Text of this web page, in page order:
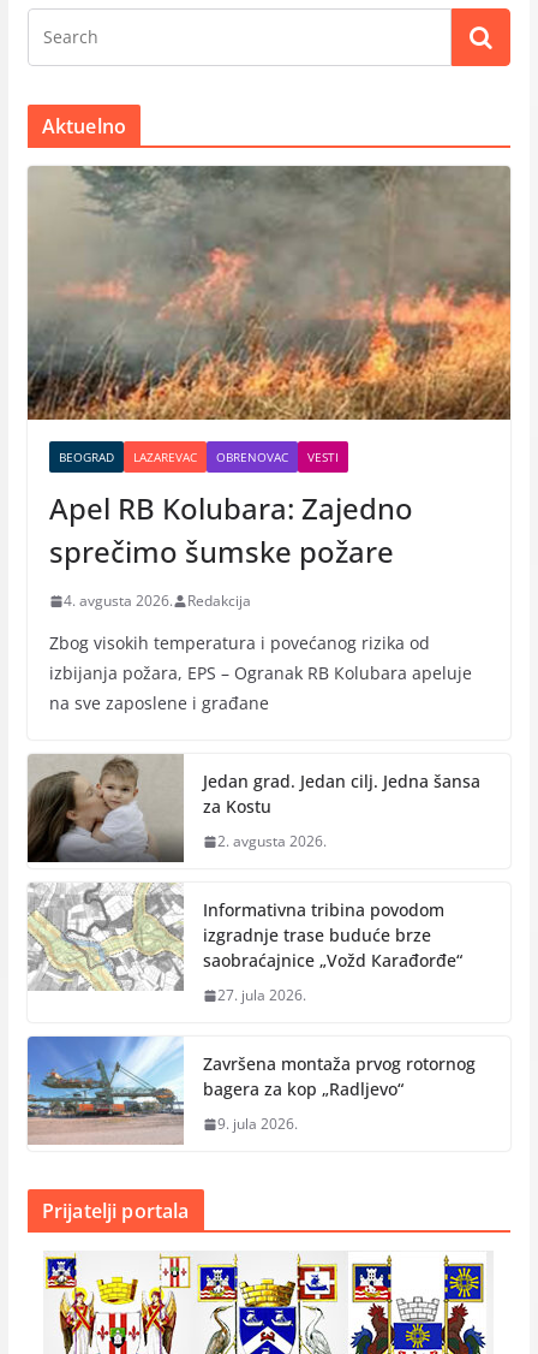
Aktuelno
BEOGRAD LAZAREVAC OBRENOVAC VESTI
Apel RB Kolubara: Zajedno
sprečimo šumske požare
4. avgusta 2026. Redakcija
Zbog visokih temperatura i povećanog rizika od
izbijanja požara, EPS – Ogranak RB Кolubara apeluje
na sve zaposlene i građane
Jedan grad. Jedan cilj. Jedna šansa
za Kostu
2. avgusta 2026.
Informativna tribina povodom
izgradnje trase buduće brze
saobraćajnice „Vožd Кarađorđe“
27. jula 2026.
Završena montaža prvog rotornog
bagera za kop „Radlјevo“
9. jula 2026.
Prijatelji portala